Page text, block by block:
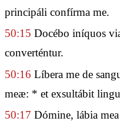
principáli confírma me.
50:15 Docébo iníquos
converténtur.
50:16 Líbera me de
meæ: * et exsultábit
50:17 Dómine, lábia